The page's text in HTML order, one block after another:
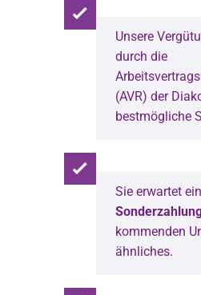
Unsere
durch die
(AVR) der
bestmögliche
Sie erwartet
kommenden
ähnliches.